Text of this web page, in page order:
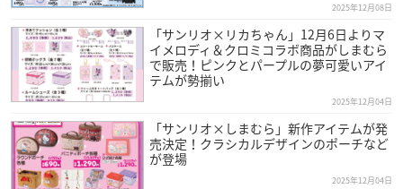
2025年12月08日
「サンリオ×リカちゃん」12月6日よりマ
イメロディ＆クロミコラボ商品がしまむら
で販売！ピンクとパープルの夢可愛いアイ
テムが勢揃い
2025年12月04日
「サンリオ×しまむら」新作アイテムが発
売決定！クラシカルデザインのポーチなど
が登場
2025年12月04日